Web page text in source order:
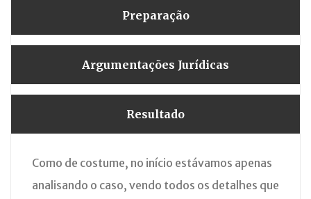
Preparação
Argumentações Jurídicas
Resultado
Como de costume, no início estávamos apenas
analisando o caso, vendo todos os detalhes que